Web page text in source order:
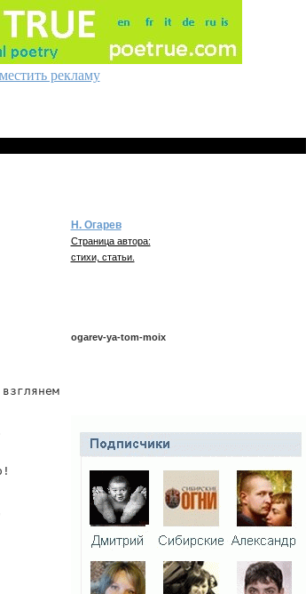
рекламу
Н. Огарев
Страница автора:
стихи, статьи.
ogarev-ya-tom-moix